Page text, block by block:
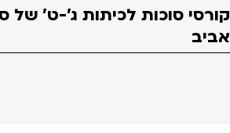
קורסי סוכות לכיתות ג'-ט' של
אביב